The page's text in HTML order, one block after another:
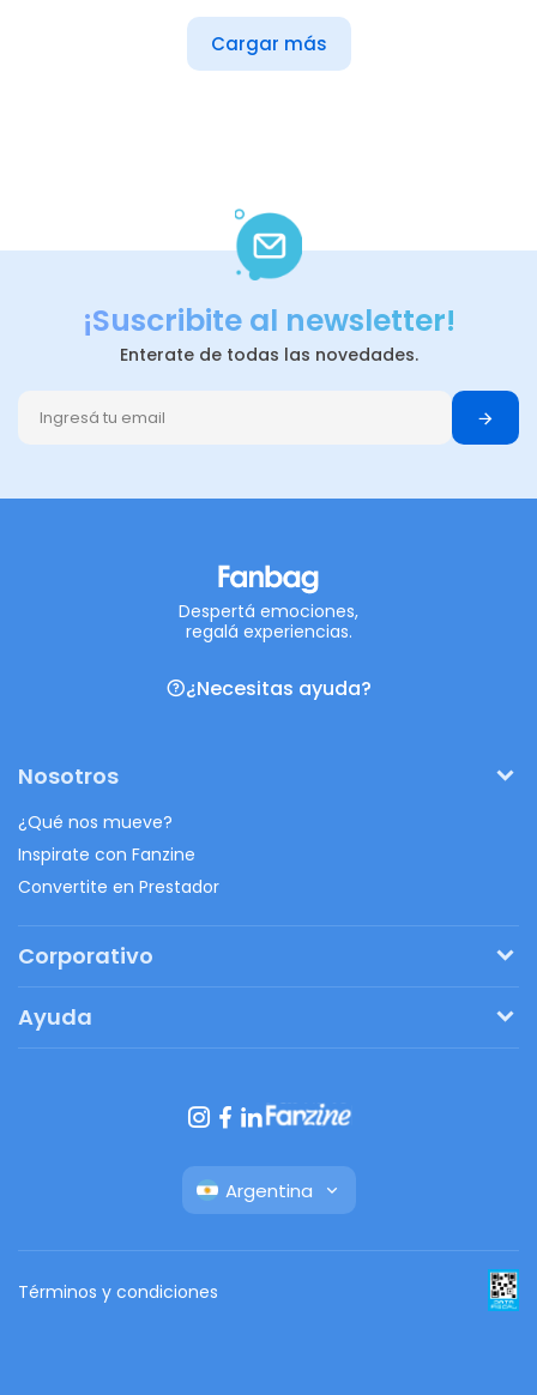
Cargar más
¡Suscribite al newsletter!
Enterate de todas las novedades.
Despertá emociones,
regalá experiencias.
¿Necesitas ayuda?
Nosotros
¿Qué nos mueve?
Inspirate con Fanzine
Convertite en Prestador
Corporativo
Regalos originales
Ayuda
Botón de arrepentimiento
Argentina
Términos y condiciones